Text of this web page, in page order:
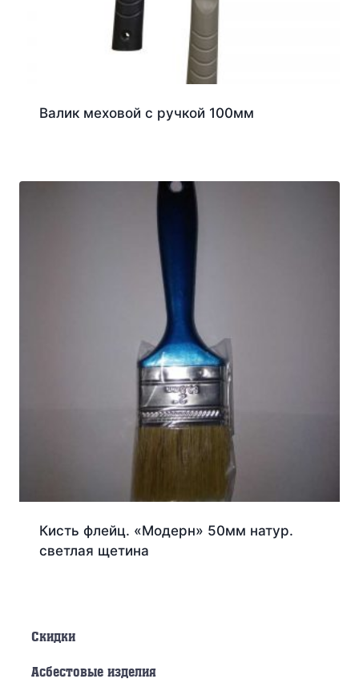
Валик меховой с ручкой 100мм
Кисть флейц. «Модерн» 50мм натур.
светлая щетина
Скидки
Асбестовые изделия